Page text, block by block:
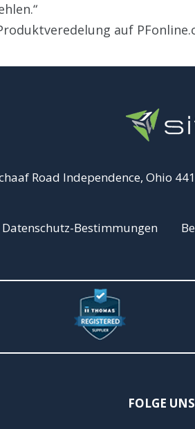
auf
Road Independence, Ohio
Datenschutz-Bestimmungen
FOLGE UNS